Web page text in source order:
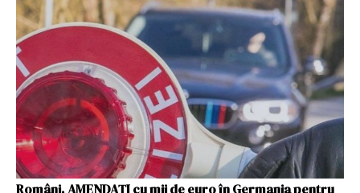
Români, AMENDAȚI cu mii de euro în Germania pentru